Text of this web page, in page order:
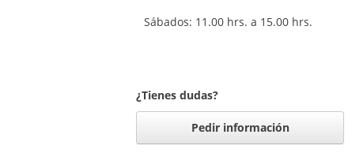
Sábados: 11.00 hrs. a 15.00 hrs.
¿Tienes dudas?
Pedir información